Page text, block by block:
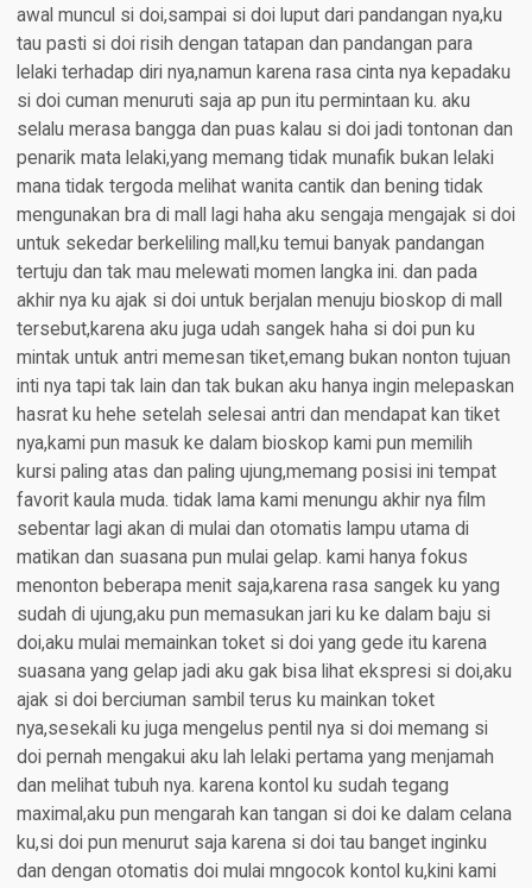
awal muncul si doi,sampai si doi luput dari pandangan nya,ku
tau pasti si doi risih dengan tatapan dan pandangan para
lelaki terhadap diri nya,namun karena rasa cinta nya kepadaku
si doi cuman menuruti saja ap pun itu permintaan ku. aku
selalu merasa bangga dan puas kalau si doi jadi tontonan dan
penarik mata lelaki,yang memang tidak munafik bukan lelaki
mana tidak tergoda melihat wanita cantik dan bening tidak
mengunakan bra di mall lagi haha aku sengaja mengajak si doi
untuk sekedar berkeliling mall,ku temui banyak pandangan
tertuju dan tak mau melewati momen langka ini. dan pada
akhir nya ku ajak si doi untuk berjalan menuju bioskop di mall
tersebut,karena aku juga udah sangek haha si doi pun ku
mintak untuk antri memesan tiket,emang bukan nonton tujuan
inti nya tapi tak lain dan tak bukan aku hanya ingin melepaskan
hasrat ku hehe setelah selesai antri dan mendapat kan tiket
nya,kami pun masuk ke dalam bioskop kami pun memilih
kursi paling atas dan paling ujung,memang posisi ini tempat
favorit kaula muda. tidak lama kami menungu akhir nya film
sebentar lagi akan di mulai dan otomatis lampu utama di
matikan dan suasana pun mulai gelap. kami hanya fokus
menonton beberapa menit saja,karena rasa sangek ku yang
sudah di ujung,aku pun memasukan jari ku ke dalam baju si
doi,aku mulai memainkan toket si doi yang gede itu karena
suasana yang gelap jadi aku gak bisa lihat ekspresi si doi,aku
ajak si doi berciuman sambil terus ku mainkan toket
nya,sesekali ku juga mengelus pentil nya si doi memang si
doi pernah mengakui aku lah lelaki pertama yang menjamah
dan melihat tubuh nya. karena kontol ku sudah tegang
maximal,aku pun mengarah kan tangan si doi ke dalam celana
ku,si doi pun menurut saja karena si doi tau banget inginku
dan dengan otomatis doi mulai mngocok kontol ku,kini kami